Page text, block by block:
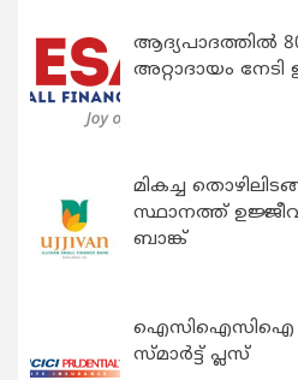
ആദ്യപാദത്തിൽ
അറ്റാദായം
മികച്ച
സ്ഥാനത്ത്
ബാങ്ക്
ഐസിഐസിഐ
സ്മാർട്ട് പ്ലസ്